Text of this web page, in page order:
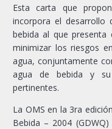
Esta carta que
incorpora el desarrollo
bebida al que
minimizar los riesgos
agua, conjuntamente
agua de bebida y su
pertinentes.
La OMS en la 3ra
Bebida – 2004